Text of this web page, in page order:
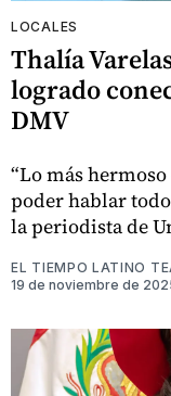
LOCALES
Thalía
logrado
DMV
“Lo más
poder hablar
la periodista de
EL TIEMPO LATINO
19 de noviembre de